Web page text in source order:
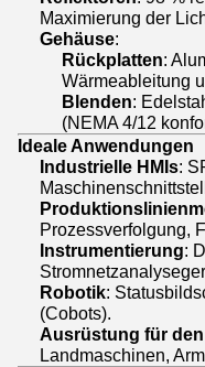
Maximierung der
Gehäuse:
Rückplatten:
Wärmeableitung
Blenden:
(NEMA 4/12
Ideale Anwendungen
Industrielle HMIs:
Prozessverfolgung,
Instrumentierung:
Robotik:
(Cobots).
Ausrüstung für
Landmaschinen,